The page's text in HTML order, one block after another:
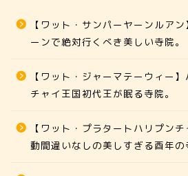
【ワット・サンパーヤーンルア
ーンで絶対行くべき美しい寺院。
【ワット・ジャーマテーウィー
チャイ王国初代王が眠る寺院。
【ワット・プラタートハリプン
動間違いなしの美しすぎる酉年の